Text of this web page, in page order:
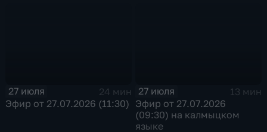
27 июля
24 мин
Эфир от 27.07.2026 (11:30)
27 июля
13 мин
Эфир от 27.07.2026
(09:30) на калмыцком
языке